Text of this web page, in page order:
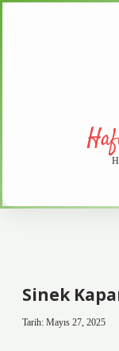
Sinek
Tarih: Mayıs 27, 2025